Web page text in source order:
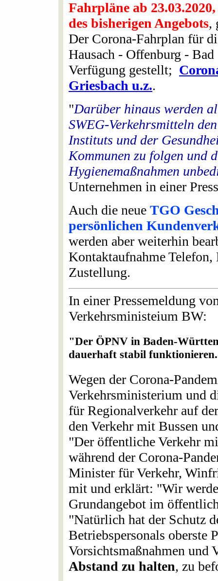
Fahrpläne ab
des bisherigen Angebots,
Der Corona-Fahrplan für
Hausach - Offenburg -
Verfügung gestellt;
Griesbach u.z..
"Darüber hinaus werden
SWEG-Verkehrsmitteln
Instituts und der
Kommunen zu folgen und
Hygienemaßnahmen
Unternehmen in einer
Auch die neue TGO
persönlichen
werden aber weiterhin
Kontaktaufnahme
Zustellung.
In einer Pressemeldung
Verkehrsministeium BW:
"Der ÖPNV in Baden-
dauerhaft stabil
Wegen der Corona-
Verkehrsministerium und
für Regionalverkehr auf
den Verkehr mit Bussen
"Der öffentliche Verkehr
während der Corona-
Minister für Verkehr,
mit und erklärt: "Wir
Grundangebot im
"Natürlich hat der Schutz
Betriebspersonals oberste
Vorsichtsmaßnahmen und
Abstand zu halten, zu